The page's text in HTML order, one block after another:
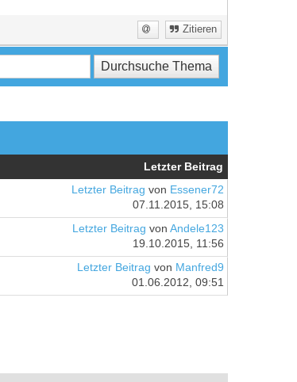
Zitieren
Letzter Beitrag
Letzter Beitrag von Essener72
07.11.2015, 15:08
Letzter Beitrag von Andele123
19.10.2015, 11:56
Letzter Beitrag von Manfred9
01.06.2012, 09:51